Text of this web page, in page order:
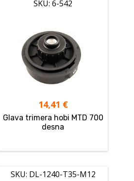
SKU: 6-542
14,41 €
Glava trimera hobi MTD 700
desna
SKU: DL-1240-T35-M12